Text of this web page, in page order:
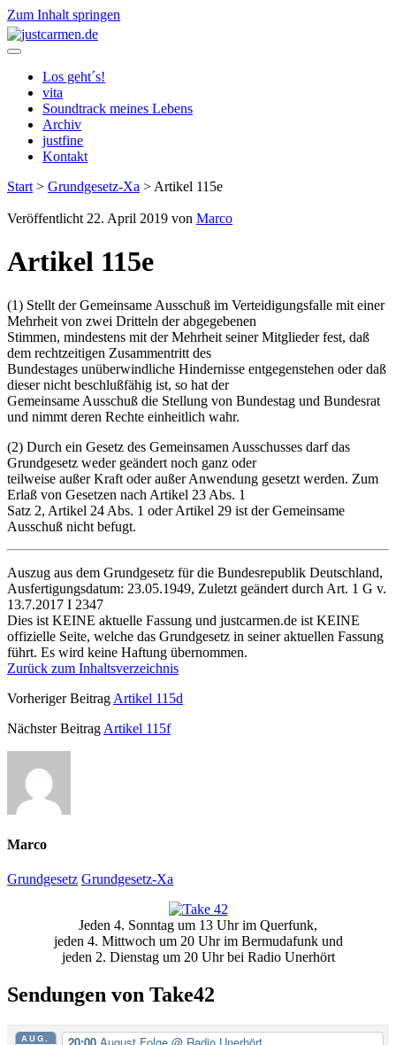
Zum Inhalt springen
justcarmen.de
Los geht´s!
vita
Soundtrack meines Lebens
Archiv
justfine
Kontakt
Start > Grundgesetz-Xa > Artikel 115e
Veröffentlicht 22. April 2019 von Marco
Artikel 115e
(1) Stellt der Gemeinsame Ausschuß im Verteidigungsfalle mit einer
Mehrheit von zwei Dritteln der abgegebenen
Stimmen, mindestens mit der Mehrheit seiner Mitglieder fest, daß
dem rechtzeitigen Zusammentritt des
Bundestages unüberwindliche Hindernisse entgegenstehen oder daß
dieser nicht beschlußfähig ist, so hat der
Gemeinsame Ausschuß die Stellung von Bundestag und Bundesrat
und nimmt deren Rechte einheitlich wahr.
(2) Durch ein Gesetz des Gemeinsamen Ausschusses darf das
Grundgesetz weder geändert noch ganz oder
teilweise außer Kraft oder außer Anwendung gesetzt werden. Zum
Erlaß von Gesetzen nach Artikel 23 Abs. 1
Satz 2, Artikel 24 Abs. 1 oder Artikel 29 ist der Gemeinsame
Ausschuß nicht befugt.
Auszug aus dem Grundgesetz für die Bundesrepublik Deutschland,
Ausfertigungsdatum: 23.05.1949, Zuletzt geändert durch Art. 1 G v.
13.7.2017 I 2347
Dies ist KEINE aktuelle Fassung und justcarmen.de ist KEINE
offizielle Seite, welche das Grundgesetz in seiner aktuellen Fassung
führt. Es wird keine Haftung übernommen.
Zurück zum Inhaltsverzeichnis
Vorheriger Beitrag Artikel 115d
Nächster Beitrag Artikel 115f
Marco
Grundgesetz Grundgesetz-Xa
SeitenleisteJeden 4. Sonntag um 13 Uhr im Querfunk,
jeden 4. Mittwoch um 20 Uhr im Bermudafunk und
jeden 2. Dienstag um 20 Uhr bei Radio Unerhört
Sendungen von Take42
AUG.